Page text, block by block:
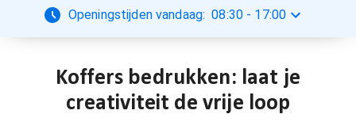
Openingstijden vandaag: 08:30 - 17:00
Koffers bedrukken: laat je
creativiteit de vrije loop